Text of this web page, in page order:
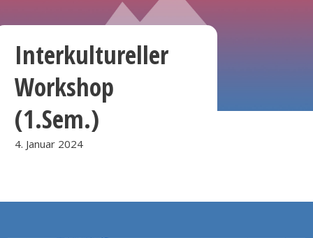
Interkultureller
Workshop
(1.Sem.)
4. Januar 2024